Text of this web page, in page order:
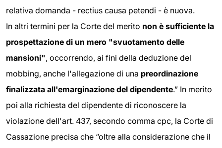
relativa domanda - rectius causa petendi - è nuova.
In altri termini per la Corte del merito non è sufficiente la
prospettazione di un mero "svuotamento delle
mansioni", occorrendo, ai fini della deduzione del
mobbing, anche l'allegazione di una preordinazione
finalizzata all'emarginazione del dipendente.” In merito
poi alla richiesta del dipendente di riconoscere la
violazione dell'art. 437, secondo comma cpc, la Corte di
Cassazione precisa che “oltre alla considerazione che il